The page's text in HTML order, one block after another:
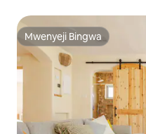
Mwenyeji Bingwa
Mwenyeji Bingwa